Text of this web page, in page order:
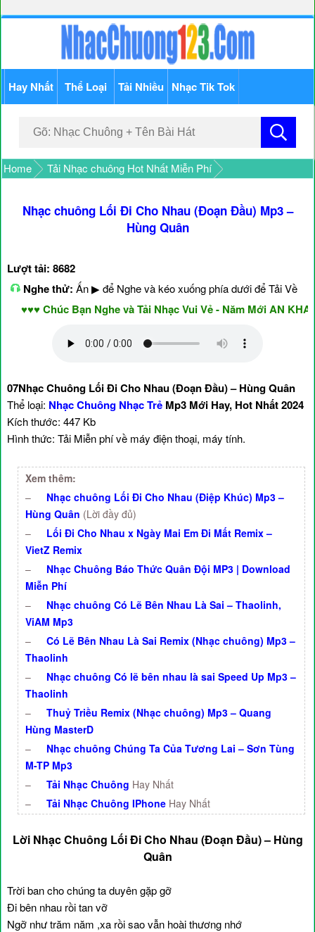
Hay Nhất Thể Loại Tải Nhiều Nhạc Tik Tok
Home Tải Nhạc chuông Hot Nhất Miễn Phí
Nhạc chuông Lối Đi Cho Nhau (Đoạn Đầu) Mp3 –
Hùng Quân
Lượt tải: 8682
Nghe thử: Ấn ▶ để Nghe và kéo xuống phía dưới để Tải Về
♥♥♥ Chúc Bạn Nghe và Tải Nhạc Vui Vẻ - Năm Mới AN KHANG
07Nhạc Chuông Lối Đi Cho Nhau (Đoạn Đầu) – Hùng Quân
Thể loại: Nhạc Chuông Nhạc Trẻ Mp3 Mới Hay, Hot Nhất 2024
Kích thước: 447 Kb
Hình thức: Tải Miễn phí về máy điện thoại, máy tính.
Xem thêm:
–
Nhạc chuông Lối Đi Cho Nhau (Điệp Khúc) Mp3 –
Hùng Quân (Lời đầy đủ)
–
Lối Đi Cho Nhau x Ngày Mai Em Đi Mất Remix –
VietZ Remix
–
Nhạc Chuông Báo Thức Quân Đội MP3 | Download
Miễn Phí
–
Nhạc chuông Có Lẽ Bên Nhau Là Sai – Thaolinh,
ViAM Mp3
–
Có Lẽ Bên Nhau Là Sai Remix (Nhạc chuông) Mp3 –
Thaolinh
–
Nhạc chuông Có lẽ bên nhau là sai Speed Up Mp3 –
Thaolinh
–
Thuỷ Triều Remix (Nhạc chuông) Mp3 – Quang
Hùng MasterD
–
Nhạc chuông Chúng Ta Của Tương Lai – Sơn Tùng
M-TP Mp3
–
Tải Nhạc Chuông Hay Nhất
–
Tải Nhạc Chuông IPhone Hay Nhất
Lời Nhạc Chuông Lối Đi Cho Nhau (Đoạn Đầu) – Hùng
Quân
Trời ban cho chúng ta duyên gặp gỡ
Đi bên nhau rồi tan vỡ
Ngỡ như trăm năm ,xa rồi sao vẫn hoài thương nhớ